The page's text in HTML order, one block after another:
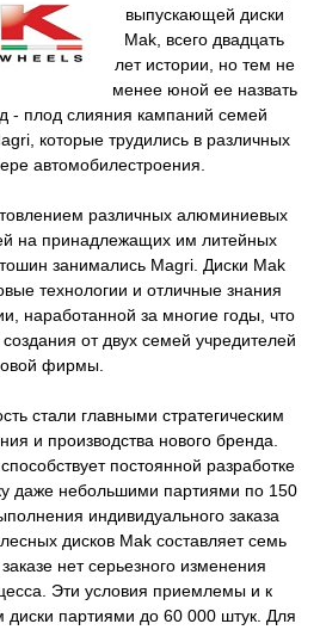
выпускающей диски
Mak, всего двадцать
лет истории, но тем не
менее юной ее назвать
- плод слияния кампаний семей
которые трудились в различных
автомобилестроения.
различных алюминиевых
на принадлежащих им литейных
занимались Magri. Диски Mak
технологии и отличные знания
наработанной за многие годы, что
от двух семей учредителей
фирмы.
стали главными стратегическим
и производства нового бренда.
постоянной разработке
даже небольшими партиями по 150
индивидуального заказа
дисков Mak составляет семь
нет серьезного изменения
Эти условия приемлемы и к
партиями до 60 000 штук. Для